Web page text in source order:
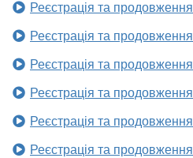
Реєстрація та
Реєстрація та
Реєстрація та
Реєстрація та
Реєстрація та
Реєстрація та